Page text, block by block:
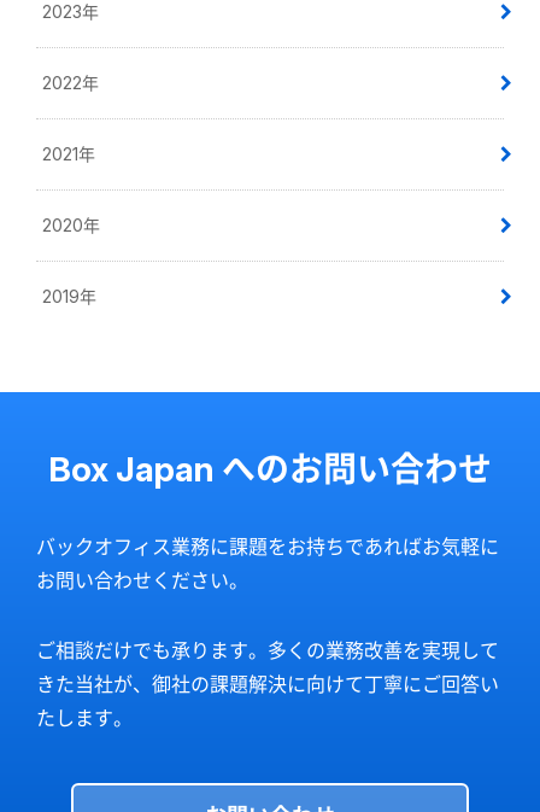
2023年
2022年
2021年
2020年
2019年
Box Japan へのお問い合わせ
バックオフィス業務に課題をお持ちであればお気軽に
お問い合わせください。
ご相談だけでも承ります。多くの業務改善を実現して
きた当社が、御社の課題解決に向けて丁寧にご回答い
たします。